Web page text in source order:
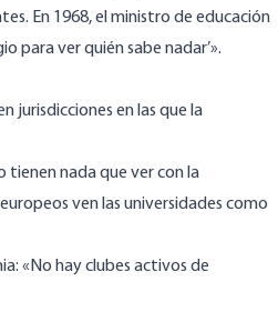
En 1968, el ministro de educación
para ver quién sabe nadar’».
jurisdicciones en las que la
tienen nada que ver con la
ven las universidades como
«No hay clubes activos de